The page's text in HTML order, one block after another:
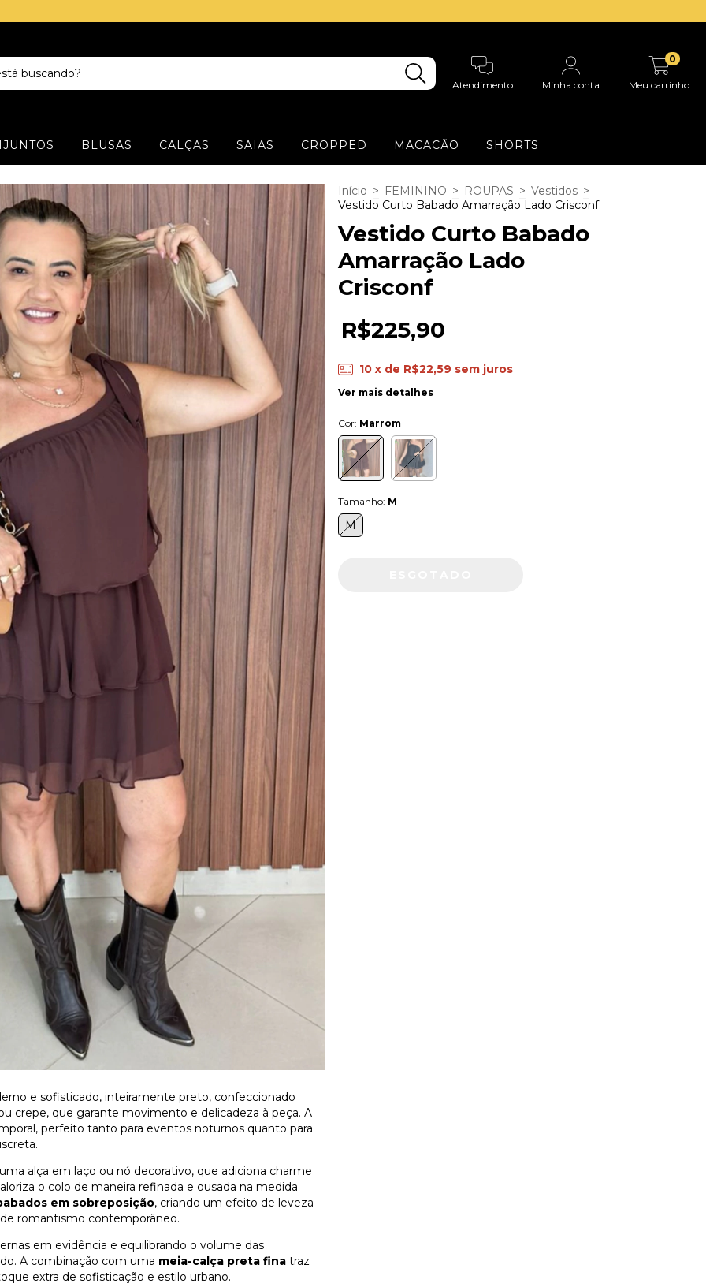
Atendimento Minha conta Meu carrinho
0
BLUSAS CALÇAS SAIAS CROPPED MACACÃO SHORTS
e sofisticado, inteiramente preto, confeccionado
crepe, que garante movimento e delicadeza à peça. A
perfeito tanto para eventos noturnos quanto para
alça em laço ou nó decorativo, que adiciona charme
o colo de maneira refinada e ousada na medida
em sobreposição, criando um efeito de leveza
romantismo contemporâneo.
em evidência e equilibrando o volume das
A combinação com uma meia-calça preta fina traz
extra de sofisticação e estilo urbano.
Início > FEMININO > ROUPAS > Vestidos >
Vestido Curto Babado Amarração Lado Crisconf
Vestido Curto Babado
Amarração Lado
Crisconf
R$225,90
10 x de R$22,59 sem juros
Ver mais detalhes
Cor: Marrom
Tamanho: M
M